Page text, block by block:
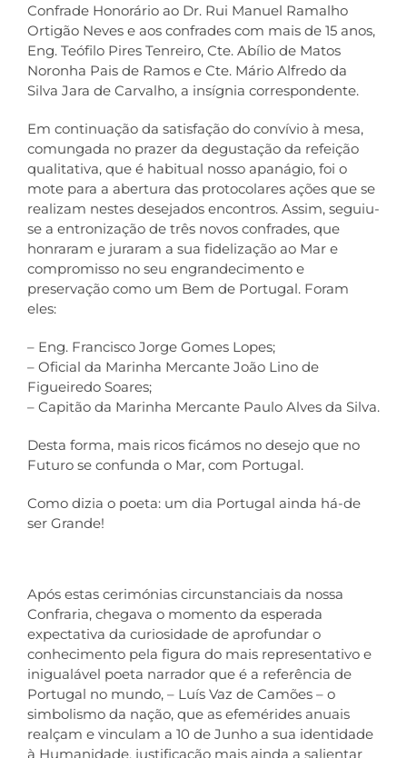
Confrade Honorário ao Dr. Rui Manuel Ramalho
Ortigão Neves e aos confrades com mais de 15 anos,
Eng. Teófilo Pires Tenreiro, Cte. Abílio de Matos
Noronha Pais de Ramos e Cte. Mário Alfredo da
Silva Jara de Carvalho, a insígnia correspondente.
Em continuação da satisfação do convívio à mesa,
comungada no prazer da degustação da refeição
qualitativa, que é habitual nosso apanágio, foi o
mote para a abertura das protocolares ações que se
realizam nestes desejados encontros. Assim, seguiu-
se a entronização de três novos confrades, que
honraram e juraram a sua fidelização ao Mar e
compromisso no seu engrandecimento e
preservação como um Bem de Portugal. Foram
eles:
– Eng. Francisco Jorge Gomes Lopes;
– Oficial da Marinha Mercante João Lino de
Figueiredo Soares;
– Capitão da Marinha Mercante Paulo Alves da Silva.
Desta forma, mais ricos ficámos no desejo que no
Futuro se confunda o Mar, com Portugal.
Como dizia o poeta: um dia Portugal ainda há-de
ser Grande!
Após estas cerimónias circunstanciais da nossa
Confraria, chegava o momento da esperada
expectativa da curiosidade de aprofundar o
conhecimento pela figura do mais representativo e
inigualável poeta narrador que é a referência de
Portugal no mundo, – Luís Vaz de Camões – o
simbolismo da nação, que as efemérides anuais
realçam e vinculam a 10 de Junho a sua identidade
à Humanidade, justificação mais ainda a salientar